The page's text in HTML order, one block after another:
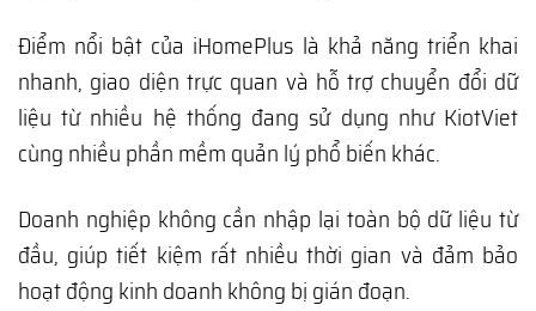
Điểm nổi bật của iHomePlus là khả năng triển khai
nhanh, giao diện trực quan và hỗ trợ chuyển đổi dữ
liệu từ nhiều hệ thống đang sử dụng như KiotViet
cùng nhiều phần mềm quản lý phổ biến khác.
Doanh nghiệp không cần nhập lại toàn bộ dữ liệu từ
đầu, giúp tiết kiệm rất nhiều thời gian và đảm bảo
hoạt động kinh doanh không bị gián đoạn.